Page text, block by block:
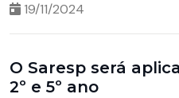
19/11/2024
O Saresp será
2º e 5º ano